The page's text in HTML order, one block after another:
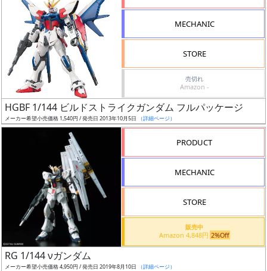
グ
レ
ル
MECHANIC
STORE
売切れ
Amazon -
HGBF 1/144 ビルドストライクガンダム フルパッケージ
メーカー希望小売価格 1,540円 / 発売日 2013年10月5日 （詳細ページ）
PRODUCT
MECHANIC
STORE
販売中
Amazon 4,848円 2%Off
RG 1/144 νガンダム
メーカー希望小売価格 4,950円 / 発売日 2019年8月10日 （詳細ページ）